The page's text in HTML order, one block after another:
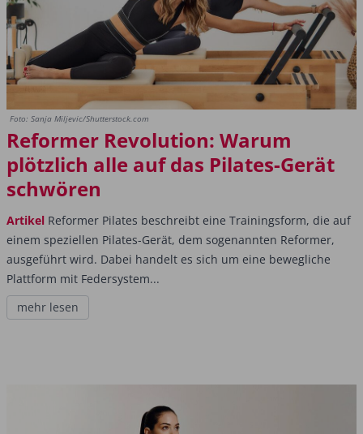
Foto: Sanja Miljevic/Shutterstock.com
Reformer Revolution: Warum
plötzlich alle auf das Pilates-Gerät
schwören
Artikel Reformer Pilates beschreibt eine Trainingsform, die auf
einem speziellen Pilates-Gerät, dem sogenannten Reformer,
ausgeführt wird. Dabei handelt es sich um eine bewegliche
Plattform mit Federsystem...
mehr lesen